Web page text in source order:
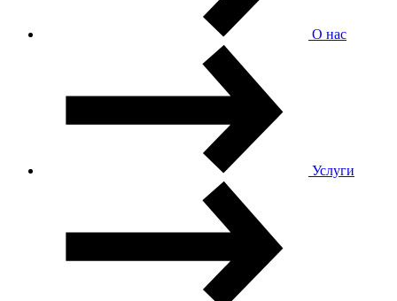
О нас
Услуги